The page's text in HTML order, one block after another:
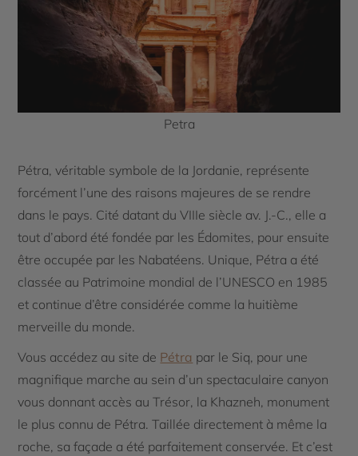
Petra
Pétra, véritable symbole de la Jordanie, représente
forcément l’une des raisons majeures de se rendre
dans le pays. Cité datant du VIIIe siècle av. J.-C., elle a
tout d’abord été fondée par les Édomites, pour ensuite
être occupée par les Nabatéens. Unique, Pétra a été
classée au Patrimoine mondial de l’UNESCO en 1985
et continue d’être considérée comme la huitième
merveille du monde.
Vous accédez au site de Pétra par le Siq, pour une
magnifique marche au sein d’un spectaculaire canyon
vous donnant accès au Trésor, la Khazneh, monument
le plus connu de Pétra. Taillée directement à même la
roche, sa façade a été parfaitement conservée. Et c’est